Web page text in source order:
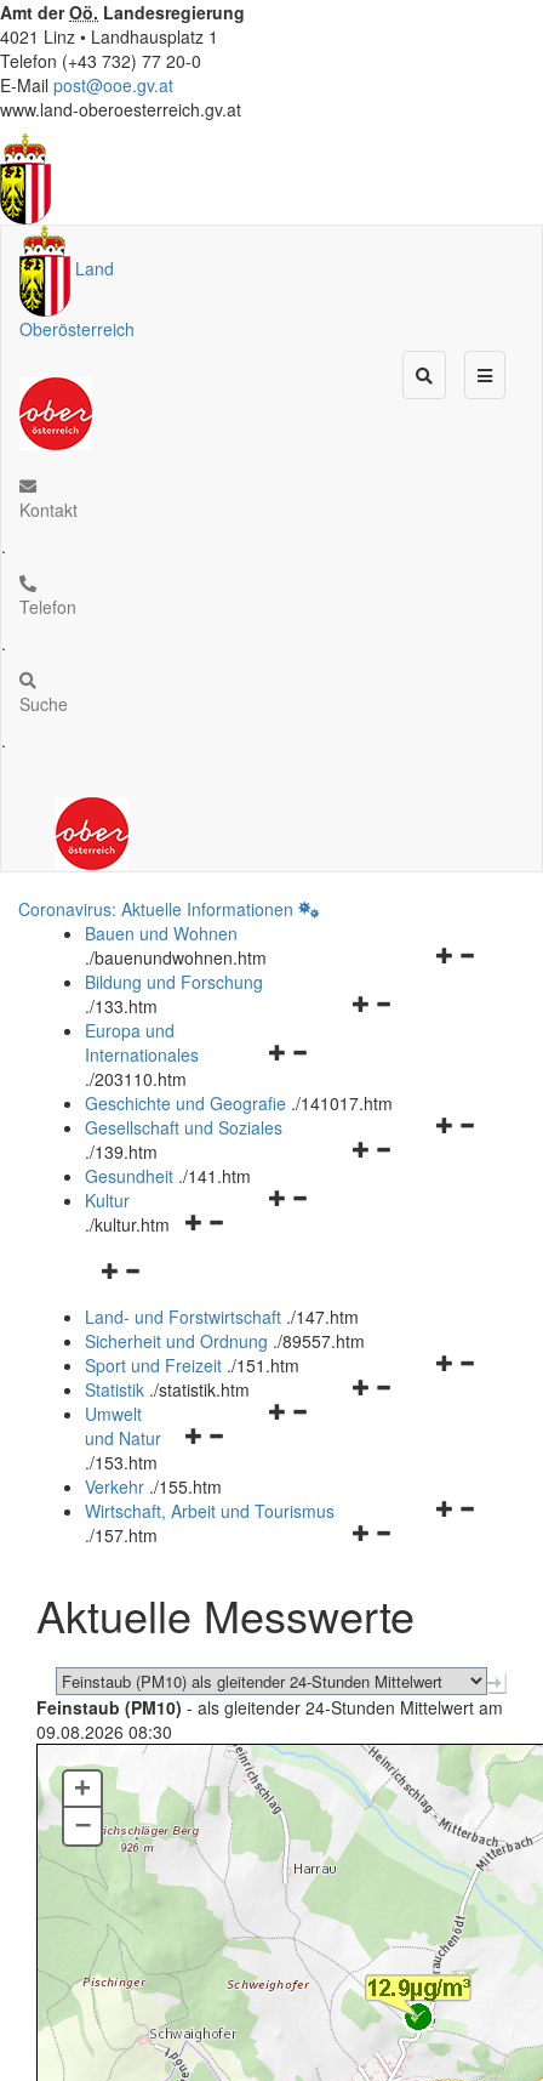
Amt derOö. Landesregierung
4021 Linz • Landhausplatz 1
Telefon (+43 732) 77 20-0
E-Mail post@ooe.gv.at
www.land-oberoesterreich.gv.at
Land
Oberösterreich
Kontakt
.
Telefon
.
Suche
.
Coronavirus: Aktuelle Informationen
Bauen und Wohnen
./bauenundwohnen.htm
Navigationsmenü
Bildung und Forschung
./133.htm
Navigationsmenü
und
schließen
Europa und
Internationales
./203110.htm
Geschichte und Geografie ./141017.htm
Navigationsmenü
Gesellschaft und Soziales
./139.htm
Navigationsmenü
Gesundheit ./141.htm
Navigationsmenü
Kultur
./kultur.htm
Navigationsmenü
und
schließen
Land- und Forstwirtschaft ./147.htm
Sicherheit und Ordnung ./89557.htm
Navigationsmenü
Sport und Freizeit ./151.htm
Navigationsmenü
Statistik ./statistik.htm
Navigationsmenü
und
schließen
Umwelt
und Natur
./153.htm
Verkehr ./155.htm
Navigationsmenü
schließen
Wirtschaft, Arbeit und Tourismus
./157.htm
Aktuelle Messwerte
Feinstaub (PM10) - als gleitender 24-Stunden Mittelwert am
09.08.2026 08:30
+
–